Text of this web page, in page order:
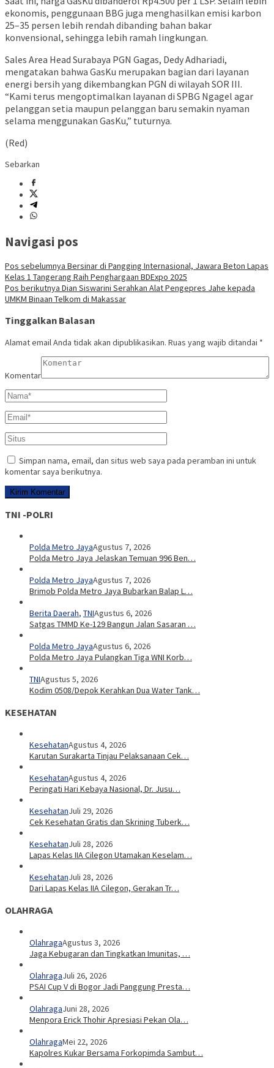
ekonomis, penggunaan BBG juga menghasilkan emisi karbon
25–35 persen lebih rendah dibanding bahan bakar
konvensional, sehingga lebih ramah lingkungan.
Sales Area Head Surabaya PGN Gagas, Dedy Adhariadi,
mengatakan bahwa GasKu merupakan bagian dari layanan
energi bersih yang dikembangkan PGN di wilayah SOR III.
“Kami terus mengoptimalkan layanan di SPBG Ngagel agar
pelanggan setia maupun pelanggan baru semakin nyaman
selama menggunakan GasKu,” tuturnya.
(Red)
Sebarkan
Navigasi pos
Pos sebelumnya Bersinar di Pangging Internasional, Jawara Beton Lapas
Kelas 1 Tangerang Raih Penghargaan BDExpo 2025
Pos berikutnya Dian Siswarini Serahkan Alat Pengepres Jahe kepada
UMKM Binaan Telkom di Makassar
Tinggalkan Balasan
Alamat email Anda tidak akan dipublikasikan. Ruas yang wajib ditandai *
Komentar
Simpan nama, email, dan situs web saya pada peramban ini untuk
komentar saya berikutnya.
TNI -POLRI
Polda Metro JayaAgustus 7, 2026
Polda Metro Jaya Jelaskan Temuan 996 Ben…
Polda Metro JayaAgustus 7, 2026
Brimob Polda Metro Jaya Bubarkan Balap L…
Berita Daerah, TNIAgustus 6, 2026
Satgas TMMD Ke-129 Bangun Jalan Sasaran …
Polda Metro JayaAgustus 6, 2026
Polda Metro Jaya Pulangkan Tiga WNI Korb…
TNIAgustus 5, 2026
Kodim 0508/Depok Kerahkan Dua Water Tank…
KESEHATAN
KesehatanAgustus 4, 2026
Karutan Surakarta Tinjau Pelaksanaan Cek…
KesehatanAgustus 4, 2026
Peringati Hari Kebaya Nasional, Dr. Jusu…
KesehatanJuli 29, 2026
Cek Kesehatan Gratis dan Skrining Tuberk…
KesehatanJuli 28, 2026
Lapas Kelas IIA Cilegon Utamakan Keselam…
KesehatanJuli 28, 2026
Dari Lapas Kelas IIA Cilegon, Gerakan Tr…
OLAHRAGA
OlahragaAgustus 3, 2026
Jaga Kebugaran dan Tingkatkan Imunitas, …
OlahragaJuli 26, 2026
PSAI Cup V di Bogor Jadi Panggung Presta…
OlahragaJuni 28, 2026
Menpora Erick Thohir Apresiasi Pekan Ola…
OlahragaMei 22, 2026
Kapolres Kukar Bersama Forkopimda Sambut…